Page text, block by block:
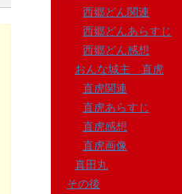
西郷どん関連
西郷どんあらすじ
西郷どん感想
おんな城主 直虎
直虎関連
直虎あらすじ
直虎感想
直虎画像
真田丸
その後